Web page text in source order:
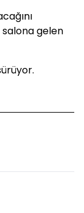
salona gelen